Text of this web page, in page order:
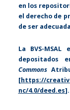
en los
el derecho de
de ser
La BVS-
depositados
Commons
[https://
nc/4.0/deed.es].